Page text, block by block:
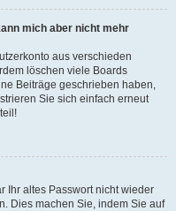
mich aber nicht mehr
aus verschieden
löschen viele Boards
Beiträge geschrieben haben,
Sie sich einfach erneut
Ihr altes Passwort nicht wieder
Dies machen Sie, indem Sie auf